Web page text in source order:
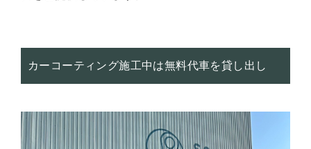
カーコーティング施工中は無料代車を貸し出し